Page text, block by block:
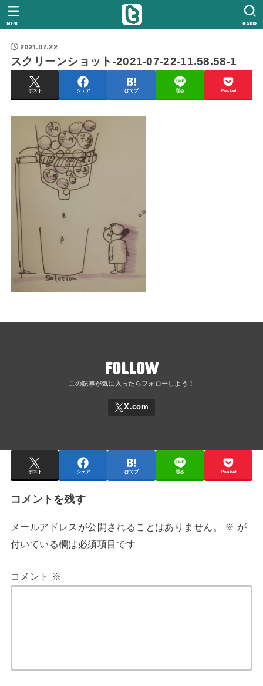
SEARCH
MENU
2021.07.22
スクリーンショット-2021-07-22-11.58.58-1
ポスト シェア はてブ 送る Pocket
FOLLOW
ポスト シェア はてブ 送る Pocket
コメントを残す
メールアドレスが公開されることはありません。 ※ が
付いている欄は必須項目です
コメント ※